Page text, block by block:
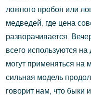
ложного пробоя или
медведей, где цена
разворачивается.
всего используются
могут применяться
сильная модель
говорит нам, что быки